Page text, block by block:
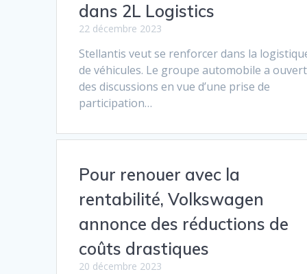
dans 2L Logistics
22 décembre 2023
Stellantis veut se renforcer dans la
de véhicules. Le groupe automobile a ouvert
des discussions en vue d’une prise de
participation…
Pour renouer avec la
rentabilité, Volkswagen
annonce des réductions de
coûts drastiques
20 décembre 2023